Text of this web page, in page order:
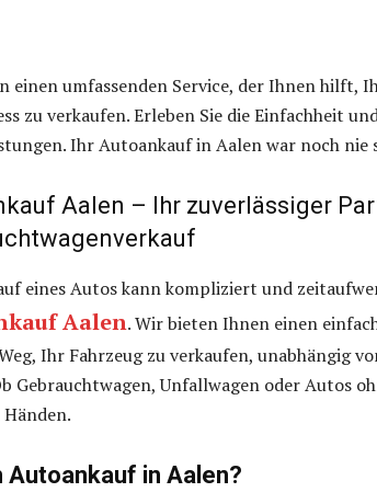
einen umfassenden Service, der Ihnen hilft,
zu verkaufen. Erleben Sie die Einfachheit
Ihr Autoankauf in Aalen war noch nie
Aalen – Ihr zuverlässiger
eines Autos kann kompliziert und
Aalen. Wir bieten Ihnen einen
Ihr Fahrzeug zu verkaufen, unabhängig
Gebrauchtwagen, Unfallwagen oder Autos
Autoankauf in Aalen?